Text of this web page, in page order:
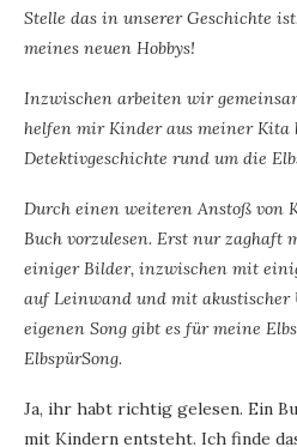
Stelle das in unserer Geschichte
meines neuen Hobbys!
Inzwischen arbeiten wir
helfen mir Kinder aus meiner Kita
Detektivgeschichte rund um die
Durch einen weiteren Anstoß von
Buch vorzulesen. Erst nur zaghaft
einiger Bilder, inzwischen mit
auf Leinwand und mit akustischer
eigenen Song gibt es für meine
ElbspürSong.
Ja, ihr habt richtig gelesen. Ein
mit Kindern entsteht. Ich finde